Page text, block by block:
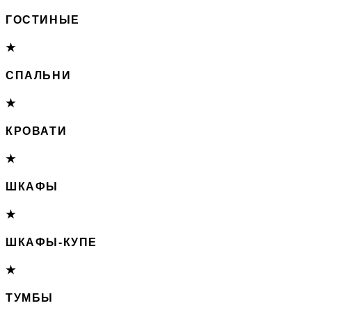
ГОСТИНЫЕ
★
СПАЛЬНИ
★
КРОВАТИ
★
ШКАФЫ
★
ШКАФЫ-КУПЕ
★
ТУМБЫ